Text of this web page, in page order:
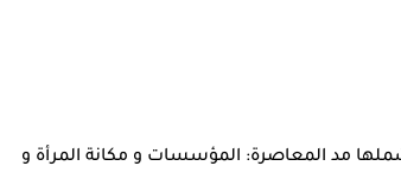
مد المعاصرة: المؤسسات و مكانة المرأة و